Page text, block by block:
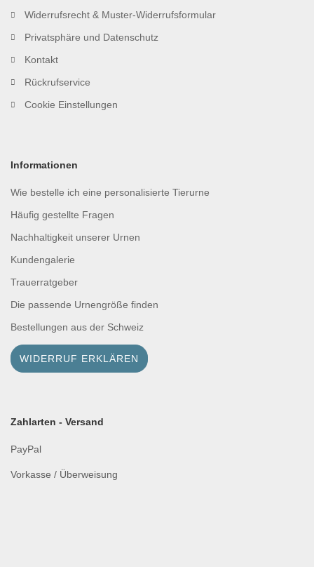
Widerrufsrecht & Muster-Widerrufsformular
Privatsphäre und Datenschutz
Kontakt
Rückrufservice
Cookie Einstellungen
Informationen
Wie bestelle ich eine personalisierte Tierurne
Häufig gestellte Fragen
Nachhaltigkeit unserer Urnen
Kundengalerie
Trauerratgeber
Die passende Urnengröße finden
Bestellungen aus der Schweiz
WIDERRUF ERKLÄREN
Zahlarten - Versand
PayPal
Vorkasse / Überweisung